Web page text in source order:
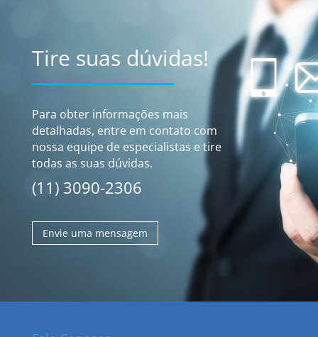
Tire suas dúvidas!
Para obter informações mais
detalhadas, entre em contato com
nossa equipe de especialistas e tire
todas as suas dúvidas.
(11) 3090-2306
Envie uma mensagem